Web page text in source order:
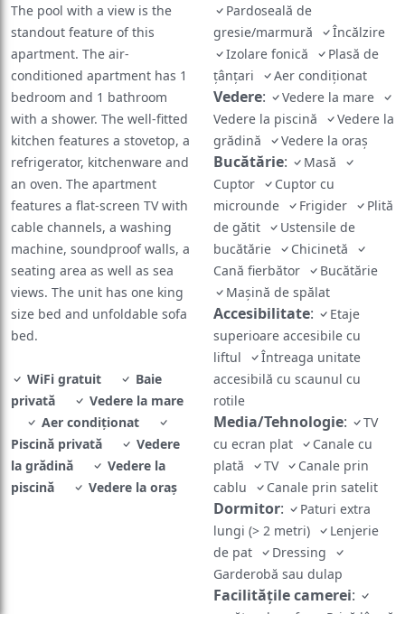
The pool with a view is the
standout feature of this
apartment. The air-
conditioned apartment has 1
bedroom and 1 bathroom
with a shower. The well-fitted
kitchen features a stovetop, a
refrigerator, kitchenware and
an oven. The apartment
features a flat-screen TV with
cable channels, a washing
machine, soundproof walls, a
seating area as well as sea
views. The unit has one king
size bed and unfoldable sofa
bed.
WiFi gratuit
Baie
privată
Vedere la mare
Aer condiţionat
Piscină privată
Vedere
la grădină
Vedere la
piscină
Vedere la oraș
Pardoseală de
gresie/marmură
Încălzire
Izolare fonică
Plasă de
ţânţari
Aer condiţionat
Vedere:
Vedere la mare
Vedere la piscină
Vedere la
grădină
Vedere la oraș
Bucătărie:
Masă
Cuptor
Cuptor cu
microunde
Frigider
Plită
de gătit
Ustensile de
bucătărie
Chicinetă
Cană fierbător
Bucătărie
Maşină de spălat
Accesibilitate:
Etaje
superioare accesibile cu
liftul
Întreaga unitate
accesibilă cu scaunul cu
rotile
Media/Tehnologie:
TV
cu ecran plat
Canale cu
plată
TV
Canale prin
cablu
Canale prin satelit
Dormitor:
Paturi extra
lungi (> 2 metri)
Lenjerie
de pat
Dressing
Garderobă sau dulap
Facilităţile camerei:
uscător de rufe
Priză lângă